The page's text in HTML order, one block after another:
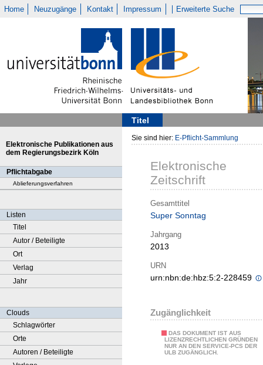
Home Neuzugänge Kontakt Impressum Erweiterte Suche
Titel
Elektronische Publikationen aus
dem Regierungsbezirk Köln
Pflichtabgabe
Ablieferungsverfahren
Listen
Titel
Autor / Beteiligte
Ort
Verlag
Jahr
Clouds
Schlagwörter
Orte
Autoren / Beteiligte
Sie sind hier: E-Pflicht-Sammlung
Elektronische
Zeitschrift
Gesamttitel
Super Sonntag
Jahrgang
2013
URN
urn:nbn:de:hbz:5:2-228459
Zugänglichkeit
DAS DOKUMENT IST AUS
LIZENZRECHTLICHEN GRÜNDEN
NUR AN DEN SERVICE-PCS DER
ULB ZUGÄNGLICH.